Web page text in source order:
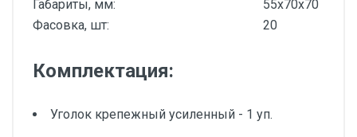
Габариты, мм:
55х70х70
Фасовка, шт:
20
Комплектация:
Уголок крепежный усиленный - 1 уп.